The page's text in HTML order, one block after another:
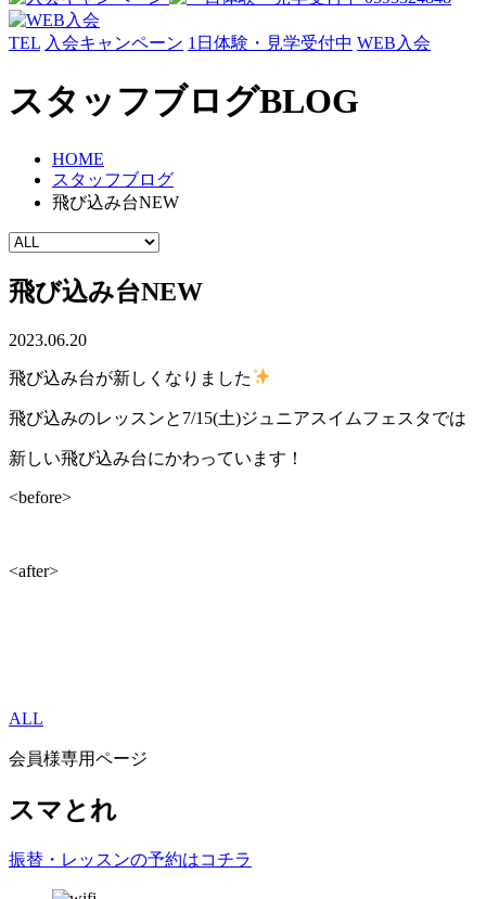
TEL 入会キャンペーン 1日体験・見学受付中 WEB入会
スタッフブログBLOG
HOME
スタッフブログ
飛び込み台NEW
飛び込み台NEW
2023.06.20
飛び込み台が新しくなりました
飛び込みのレッスンと7/15(土)ジュニアスイムフェスタでは
新しい飛び込み台にかわっています！
<before>
<after>
ALL
会員様専用ページ
スマとれ
振替・レッスンの予約はコチラ